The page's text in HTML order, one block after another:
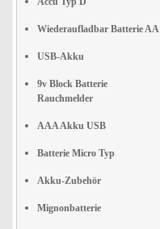
Wiederaufladbar Batterie AA
USB-Akku
9v Block Batterie
Rauchmelder
AAA Akku USB
Batterie Micro Typ
Akku-Zubehör
Mignonbatterie